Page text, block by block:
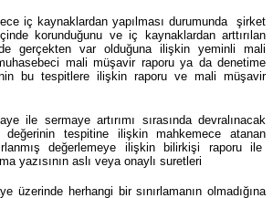
iç kaynaklardan yapılması durumunda şirket
korunduğunu ve iç kaynaklardan arttırılan
gerçekten var olduğuna ilişkin yeminli mali
mali müşavir raporu ya da denetime
bu tespitlere ilişkin raporu ve mali müşavir
ile sermaye artırımı sırasında devralınacak
değerinin tespitine ilişkin mahkemece atanan
değerlemeye ilişkin bilirkişi raporu ile
yazısının aslı veya onaylı suretleri
üzerinde herhangi bir sınırlamanın olmadığına